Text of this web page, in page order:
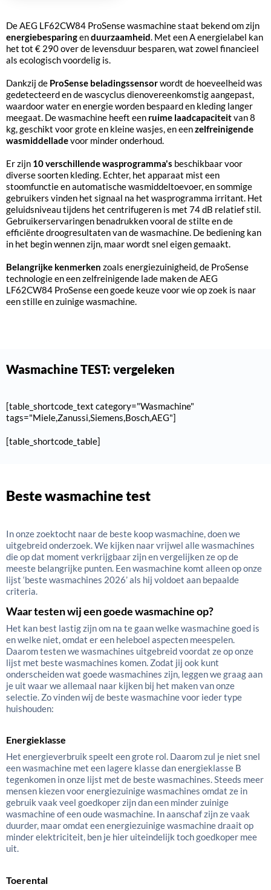
De AEG LF62CW84 ProSense wasmachine staat bekend om zijn
energiebesparingenduurzaamheid. Met een A energielabel kan
het tot € 290 over de levensduur besparen, wat zowel financieel
als ecologisch voordelig is.
Dankzij de ProSense beladingssensorwordt de hoeveelheid was
gedetecteerd en de wascyclus dienovereenkomstig aangepast,
waardoor water en energie worden bespaard en kleding langer
meegaat. De wasmachine heeft een ruime laadcapaciteitvan 8
kg, geschikt voor grote en kleine wasjes, en eenzelfreinigende
wasmiddelladevoor minder onderhoud.
Er zijn 10 verschillende wasprogramma's beschikbaar voor
diverse soorten kleding. Echter, het apparaat mist een
stoomfunctie en automatische wasmiddeltoevoer, en sommige
gebruikers vinden het signaal na het wasprogramma irritant. Het
geluidsniveau tijdens het centrifugeren is met 74 dB relatief stil.
Gebruikerservaringen benadrukken vooral de stilte en de
efficiënte droogresultaten van de wasmachine. De bediening kan
in het begin wennen zijn, maar wordt snel eigen gemaakt.
Belangrijke kenmerken zoals energiezuinigheid, de ProSense
technologie en een zelfreinigende lade maken de AEG
LF62CW84 ProSense een goede keuze voor wie op zoek is naar
een stille en zuinige wasmachine.
wasmachine TEST: vergeleken
[table_shortcode_text category="Wasmachine"
tags="Miele,Zanussi,Siemens,Bosch,AEG"]
[table_shortcode_table]
Beste wasmachine test
In onze zoektocht naar de beste koop wasmachine, doen we
uitgebreid onderzoek. We kijken naar vrijwel alle wasmachines
die op dat moment verkrijgbaar zijn en vergelijken ze op de
meeste belangrijke punten. Een wasmachine komt alleen op onze
lijst ‘beste wasmachines 2026’ als hij voldoet aan bepaalde
criteria.
Waar testen wij een goede wasmachine op?
Het kan best lastig zijn om na te gaan welke wasmachine goed is
en welke niet, omdat er een heleboel aspecten meespelen.
Daarom testen we wasmachines uitgebreid voordat ze op onze
lijst met beste wasmachines komen. Zodat jij ook kunt
onderscheiden wat goede wasmachines zijn, leggen we graag aan
je uit waar we allemaal naar kijken bij het maken van onze
selectie. Zo vinden wij de beste wasmachine voor ieder type
huishouden:
Energieklasse
Het energieverbruik speelt een grote rol. Daarom zul je niet snel
een wasmachine met een lagere klasse dan energieklasse B
tegenkomen in onze lijst met de beste wasmachines. Steeds meer
mensen kiezen voor energiezuinige wasmachines omdat ze in
gebruik vaak veel goedkoper zijn dan een minder zuinige
wasmachine of een oude wasmachine. In aanschaf zijn ze vaak
duurder, maar omdat een energiezuinige wasmachine draait op
minder elektriciteit, ben je hier uiteindelijk toch goedkoper mee
uit.
Toerental